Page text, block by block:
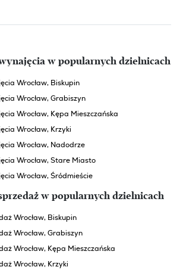
w popularnych dzielnicach
Wrocław, Biskupin
Wrocław, Grabiszyn
Wrocław, Kępa Mieszczańska
Wrocław, Krzyki
Wrocław, Nadodrze
Wrocław, Stare Miasto
Wrocław, Śródmieście
w popularnych dzielnicach
Wrocław, Biskupin
Wrocław, Grabiszyn
Wrocław, Kępa Mieszczańska
Wrocław, Krzyki